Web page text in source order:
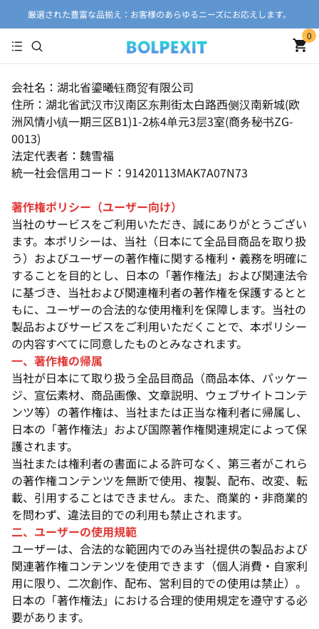
厳選された豊富な品揃え：お客様のあらゆるニーズにお応えします。
0
会社名：湖北省鎏曦钰商贸有限公司
住所：湖北省武汉市汉南区东荆街太白路西侧汉南新城(欧
洲风情小镇一期三区B1)1-2栋4单元3层3室(商务秘书ZG-
0013)
法定代表者：魏雪福
統一社会信用コード：91420113MAK7A07N73
著作権ポリシー（ユーザー向け）
当社のサービスをご利用いただき、誠にありがとうござい
ます。本ポリシーは、当社（日本にて全品目商品を取り扱
う）およびユーザーの著作権に関する権利・義務を明確に
することを目的とし、日本の「著作権法」および関連法令
に基づき、当社および関連権利者の著作権を保護するとと
もに、ユーザーの合法的な使用権利を保障します。当社の
製品およびサービスをご利用いただくことで、本ポリシー
の内容すべてに同意したものとみなされます。
一、著作権の帰属
当社が日本にて取り扱う全品目商品（商品本体、パッケー
ジ、宣伝素材、商品画像、文章説明、ウェブサイトコンテ
ンツ等）の著作権は、当社または正当な権利者に帰属し、
日本の「著作権法」および国際著作権関連規定によって保
護されます。
当社または権利者の書面による許可なく、第三者がこれら
の著作権コンテンツを無断で使用、複製、配布、改変、転
載、引用することはできません。また、商業的・非商業的
を問わず、違法目的での利用も禁止されます。
二、ユーザーの使用規範
ユーザーは、合法的な範囲内でのみ当社提供の製品および
関連著作権コンテンツを使用できます（個人消費・自家利
用に限り、二次創作、配布、営利目的での使用は禁止）。
日本の「著作権法」における合理的使用規定を遵守する必
要があります。